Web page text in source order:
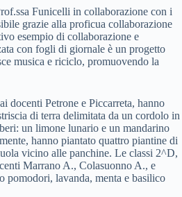
Funicelli in collaborazione con i
grazie alla proficua collaborazione
esempio di collaborazione e
con fogli di giornale è un progetto
musica e riciclo, promuovendo la
docenti Petrone e Piccarreta, hanno
di terra delimitata da un cordolo in
un limone lunario e un mandarino
hanno piantato quattro piantine di
vicino alle panchine. Le classi 2^D,
Marrano A., Colasuonno A., e
pomodori, lavanda, menta e basilico